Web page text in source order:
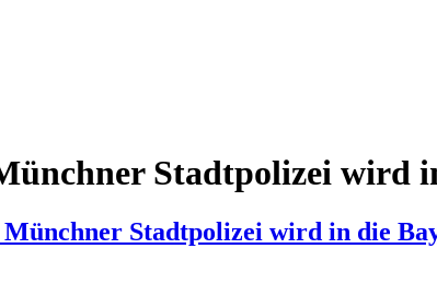
Stadtpolizei wird
Münchner Stadtpolizei wird in die